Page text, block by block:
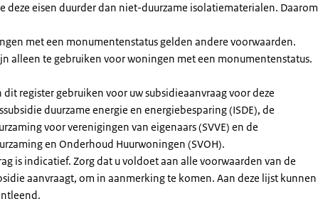
deze eisen duurder dan niet-duurzame isolatiematerialen. Daarom
met een monumentenstatus gelden andere voorwaarden.
alleen te gebruiken voor woningen met een monumentenstatus.
register gebruiken voor uw subsidieaanvraag voor deze
duurzame energie en energiebesparing (ISDE), de
voor verenigingen van eigenaars (SVVE) en de
en Onderhoud Huurwoningen (SVOH).
is indicatief. Zorg dat u voldoet aan alle voorwaarden van de
aanvraagt, om in aanmerking te komen. Aan deze lijst kunnen